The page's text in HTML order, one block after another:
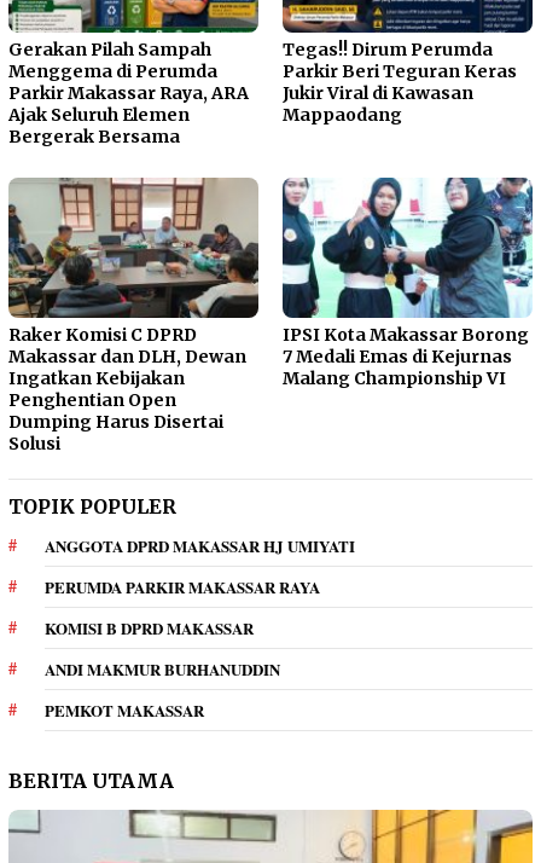
Gerakan Pilah Sampah
Menggema di Perumda
Parkir Makassar Raya, ARA
Ajak Seluruh Elemen
Bergerak Bersama
Tegas!! Dirum Perumda
Parkir Beri Teguran Keras
Jukir Viral di Kawasan
Mappaodang
Raker Komisi C DPRD
Makassar dan DLH, Dewan
Ingatkan Kebijakan
Penghentian Open
Dumping Harus Disertai
Solusi
IPSI Kota Makassar Borong
7 Medali Emas di Kejurnas
Malang Championship VI
TOPIK POPULER
ANGGOTA DPRD MAKASSAR HJ UMIYATI
PERUMDA PARKIR MAKASSAR RAYA
KOMISI B DPRD MAKASSAR
ANDI MAKMUR BURHANUDDIN
PEMKOT MAKASSAR
BERITA UTAMA